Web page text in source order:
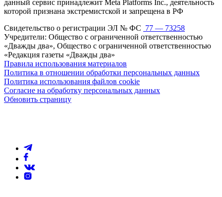
данный сервис принадлежит Meta Platforms Inc., деятельность
которой признана экстремистской и запрещена в РФ
Свидетельство о регистрации ЭЛ № ФС 77 — 73258
Учредители: Общество с ограниченной ответственностью
«Дважды два», Общество с ограниченной ответственностью
«Редакция газеты «Дважды два»
Правила использования материалов
Политика в отношении обработки персональных данных
Политика использования файлов cookie
Согласие на обработку персональных данных
Обновить страницу